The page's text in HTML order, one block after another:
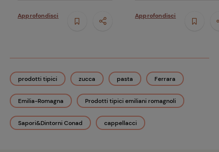
Approfondisci Approfondisci
prodotti tipici zucca pasta Ferrara
Emilia-Romagna Prodotti tipici emiliani romagnoli
Sapori&Dintorni Conad cappellacci